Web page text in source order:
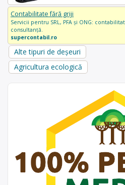
Contabilitate fără griji
Servicii pentru SRL, PFA și ONG:
consultanță.
supercontabil.ro
Alte tipuri de deșeuri
Agricultura ecologică